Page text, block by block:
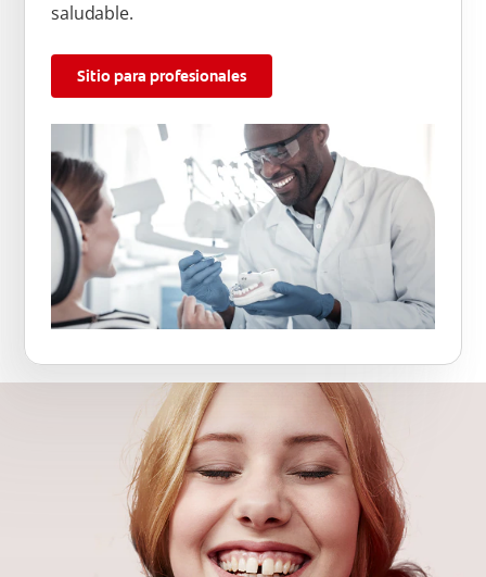
saludable.
Sitio para profesionales